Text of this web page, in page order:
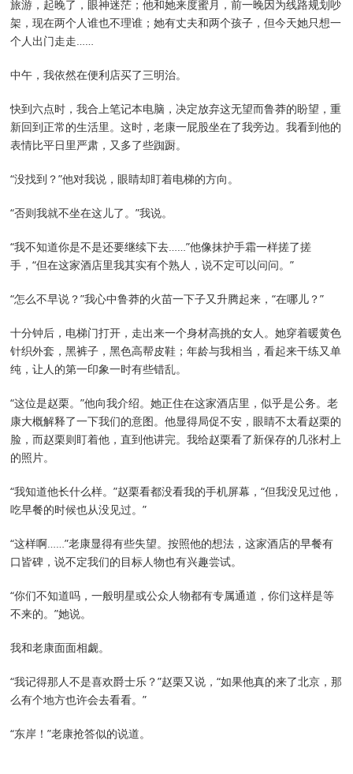
旅游，起晚了，眼神迷茫；他和她来度蜜月，前一晚因为线路规划吵
架，现在两个人谁也不理谁；她有丈夫和两个孩子，但今天她只想一
个人出门走走……
中午，我依然在便利店买了三明治。
快到六点时，我合上笔记本电脑，决定放弃这无望而鲁莽的盼望，重
新回到正常的生活里。这时，老康一屁股坐在了我旁边。我看到他的
表情比平日里严肃，又多了些踟蹰。
“没找到？”他对我说，眼睛却盯着电梯的方向。
“否则我就不坐在这儿了。”我说。
“我不知道你是不是还要继续下去……”他像抹护手霜一样搓了搓
手，“但在这家酒店里我其实有个熟人，说不定可以问问。”
“怎么不早说？”我心中鲁莽的火苗一下子又升腾起来，“在哪儿？”
十分钟后，电梯门打开，走出来一个身材高挑的女人。她穿着暖黄色
针织外套，黑裤子，黑色高帮皮鞋；年龄与我相当，看起来干练又单
纯，让人的第一印象一时有些错乱。
“这位是赵栗。”他向我介绍。她正住在这家酒店里，似乎是公务。老
康大概解释了一下我们的意图。他显得局促不安，眼睛不太看赵栗的
脸，而赵栗则盯着他，直到他讲完。我给赵栗看了新保存的几张村上
的照片。
“我知道他长什么样。”赵栗看都没看我的手机屏幕，“但我没见过他，
吃早餐的时候也从没见过。”
“这样啊……”老康显得有些失望。按照他的想法，这家酒店的早餐有
口皆碑，说不定我们的目标人物也有兴趣尝试。
“你们不知道吗，一般明星或公众人物都有专属通道，你们这样是等
不来的。”她说。
我和老康面面相觑。
“我记得那人不是喜欢爵士乐？”赵栗又说，“如果他真的来了北京，那
么有个地方也许会去看看。”
“东岸！”老康抢答似的说道。